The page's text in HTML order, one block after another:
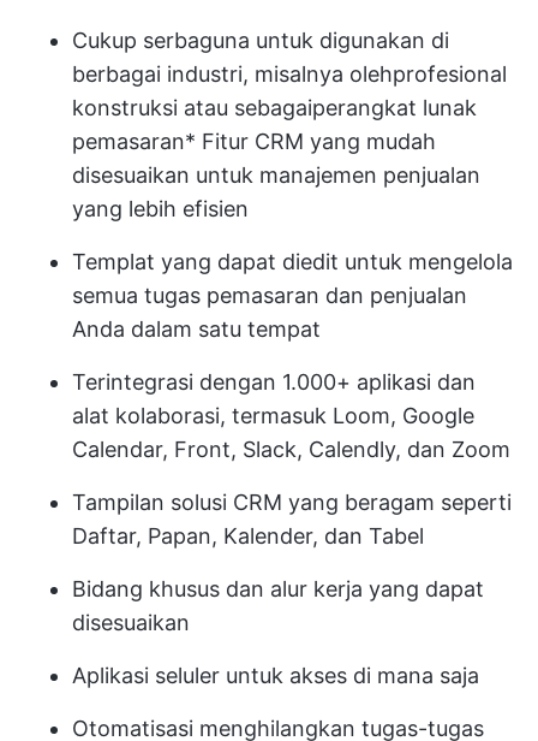
Cukup serbaguna untuk digunakan di
berbagai industri, misalnya olehprofesional
konstruksi atau sebagaiperangkat lunak
pemasaran* Fitur CRM yang mudah
disesuaikan untuk manajemen penjualan
yang lebih efisien
Templat yang dapat diedit untuk mengelola
semua tugas pemasaran dan penjualan
Anda dalam satu tempat
Terintegrasi dengan 1.000+ aplikasi dan
alat kolaborasi, termasuk Loom, Google
Calendar, Front, Slack, Calendly, dan Zoom
Tampilan solusi CRM yang beragam seperti
Daftar, Papan, Kalender, dan Tabel
Bidang khusus dan alur kerja yang dapat
disesuaikan
Aplikasi seluler untuk akses di mana saja
Otomatisasi menghilangkan tugas-tugas